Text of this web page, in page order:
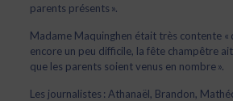
parents présents ».
Madame Maquinghen était très contente «
encore un peu difficile, la fête champêtre
que les parents soient venus en nombre ».
Les journalistes : Athanaël, Brandon,